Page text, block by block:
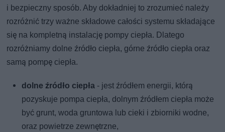
i bezpieczny sposób. Aby dokładniej to zrozumieć należy
rozróżnić trzy ważne składowe całości systemu składające
się na kompletną instalację pompy ciepła. Dlatego
rozróżniamy dolne źródło ciepła, górne źródło ciepła oraz
samą pompę ciepła.
dolne źródło ciepła - jest źródłem energii, którą
pozyskuje pompa ciepła, dolnym źródłem ciepła może
być grunt, woda gruntowa lub cieki i zbiorniki wodne,
oraz powietrze zewnętrzne,